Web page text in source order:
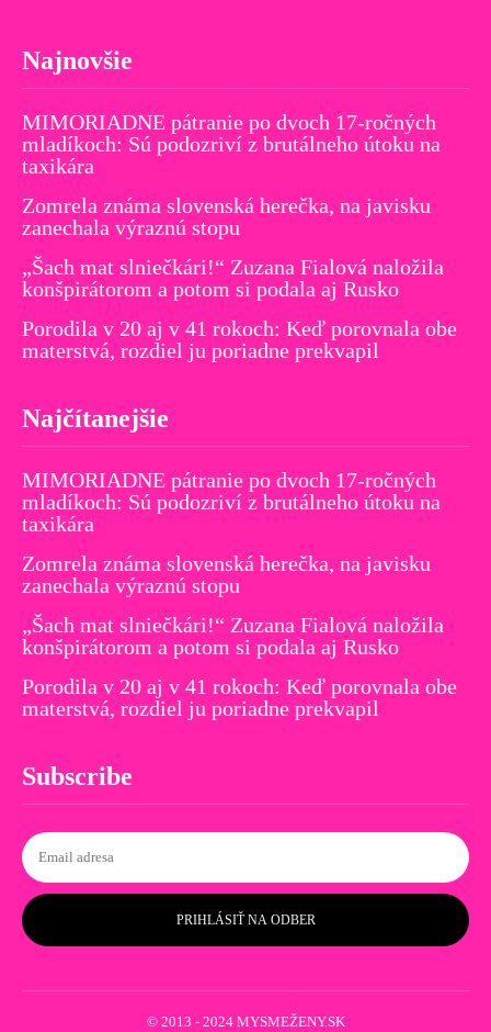
Najnovšie
MIMORIADNE pátranie po dvoch 17-ročných
mladíkoch: Sú podozriví z brutálneho útoku na
taxikára
Zomrela známa slovenská herečka, na javisku
zanechala výraznú stopu
„Šach mat slniečkári!“ Zuzana Fialová naložila
konšpirátorom a potom si podala aj Rusko
Porodila v 20 aj v 41 rokoch: Keď porovnala obe
materstvá, rozdiel ju poriadne prekvapil
Najčítanejšie
MIMORIADNE pátranie po dvoch 17-ročných
mladíkoch: Sú podozriví z brutálneho útoku na
taxikára
Zomrela známa slovenská herečka, na javisku
zanechala výraznú stopu
„Šach mat slniečkári!“ Zuzana Fialová naložila
konšpirátorom a potom si podala aj Rusko
Porodila v 20 aj v 41 rokoch: Keď porovnala obe
materstvá, rozdiel ju poriadne prekvapil
Subscribe
PRIHLÁSIŤ NA ODBER
© 2013 - 2024 MYSMEŽENY.SK